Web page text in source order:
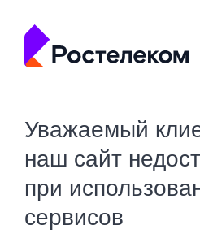
Уважаемый
наш сайт
при
сервисов